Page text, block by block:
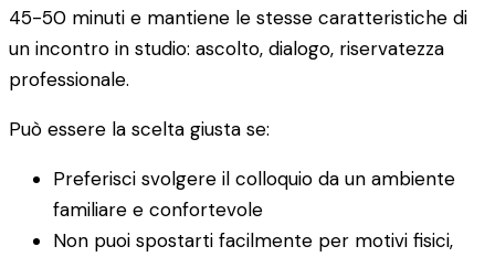
45-50 minuti e mantiene le stesse caratteristiche di
un incontro in studio: ascolto, dialogo, riservatezza
professionale.
Può essere la scelta giusta se:
Preferisci svolgere il colloquio da un ambiente
familiare e confortevole
Non puoi spostarti facilmente per motivi fisici,